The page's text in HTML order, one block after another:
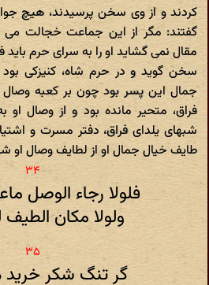
کردند و از وی سخن پرسیدند، هیچ
گفتند: مگر از این جماعت خجالت می
مقال نمی گشاید او را به سرای حرم باید
سخن گوید و در حرم شاه، کنیزکی
جمال این پسر بود چون بر کعبه وصال
فراق، متحیر مانده بود و از وصال
شبهای یلدای فراق، دفتر مسرت و
طایف خیال جمال او از لطایف وصال
فلولا رجاء الوصل
ولولا مکان
گر تنگ شکر خرید